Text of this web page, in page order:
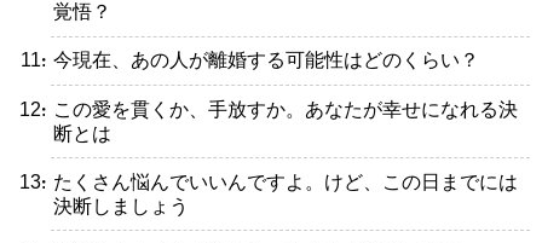
覚悟？
・今現在、あの人が離婚する可能性はどのくらい？
・この愛を貫くか、手放すか。あなたが幸せになれる決
断とは
・たくさん悩んでいいんですよ。けど、この日までには
決断しましょう